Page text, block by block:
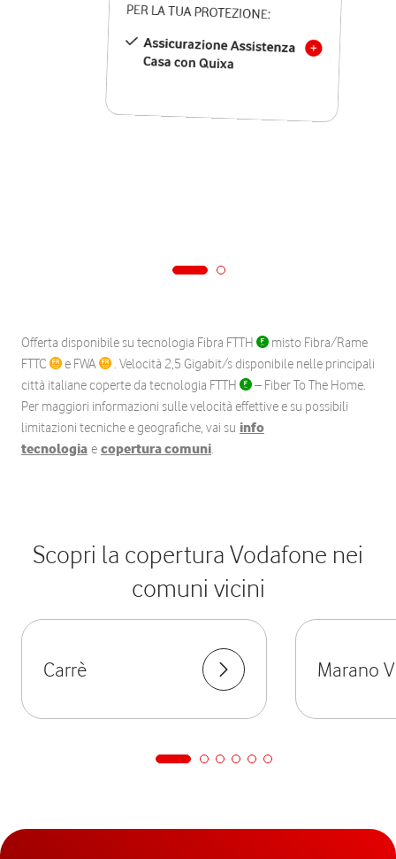
PER LA TUA PROTEZIONE:
Assicurazione Assistenza
Casa con Quixa
Offerta disponibile su tecnologia Fibra FTTH
misto Fibra/Rame
FTTC
e FWA
. Velocità 2,5 Gigabit/s disponibile nelle principali
città italiane coperte da tecnologia FTTH
– Fiber To The Home.
Per maggiori informazioni sulle velocità effettive e su possibili
limitazioni tecniche e geografiche, vai su info
tecnologia e copertura comuni.
Scopri la copertura Vodafone nei
comuni vicini
Carrè Marano